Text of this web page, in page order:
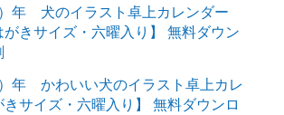
年 犬のイラスト卓上カレンダー
がきサイズ・六曜入り】 無料ダウン
年 かわいい犬のイラスト卓上カレ
きサイズ・六曜入り】 無料ダウンロ